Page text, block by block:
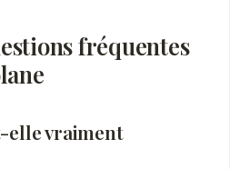
fréquentes
elle vraiment